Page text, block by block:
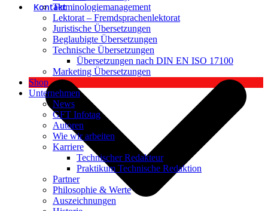
KontaktTerminologiemanagement
Lektorat – Fremdsprachenlektorat
Juristische Übersetzungen
Beglaubigte Übersetzungen
Technische Übersetzungen
Übersetzungen nach DIN EN ISO 17100
Marketing Übersetzungen
Shop
Unternehmen
News
GFT Infotag
Autoren
Wie wir arbeiten
Karriere
Technischer Redakteur
Praktikum Technische Redaktion
Partner
Philosophie & Werte
Auszeichnungen